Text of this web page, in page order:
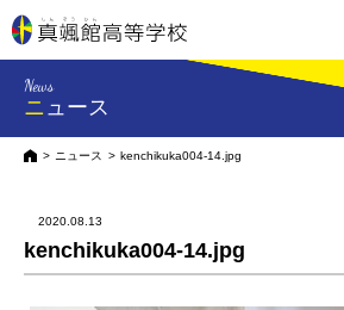
News
ニュース
HOMEニュース kenchikuka004-14.jpg
2020.08.13
kenchikuka004-14.jpg